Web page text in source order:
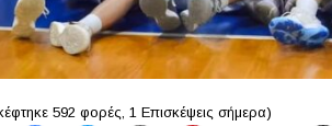
592 φορές, 1 Επισκέψεις σήμερα)